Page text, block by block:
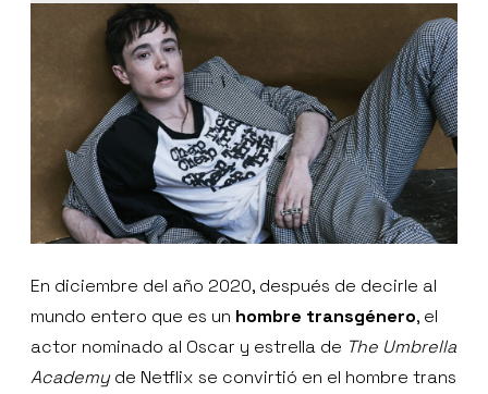
En diciembre del año 2020, después de decirle al
mundo entero que es un hombre transgénero, el
actor nominado al Oscar y estrella de The Umbrella
Academyde Netflix se convirtió en el hombre trans